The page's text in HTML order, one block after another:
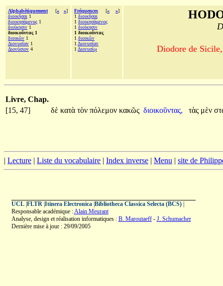
Alphabétiquement [« »]
διοικῆσαι 1
διοικησάμενος 1
διοίκησιν 1
διοικοῦντας 1
διοικῶν 1
Διονυσίαν 1
Διονύσιον 4
Fréquences [« »]
1 διοικῆσαι
1 διοικησάμενος
1 διοίκησιν
1 διοικοῦντας
1 διοικῶν
1 Διονυσίαν
1 Διονυσίῳ Diodore de
Livre, Chap.
[15, 47]
δὲ κατὰ τὸν πόλεμον κακῶς διοικοῦντας, τὰς μὲν
| Lecture | Liste du vocabulaire | Index inverse | Menu | site de
UCL| FLTR| Itinera Electronica| Bibliotheca Classica Selecta (BCS)|
Responsable académique :Alain Meurant
Analyse, design et réalisation informatiques : B. Maroutaeff- J. Schumacher
Dernière mise à jour : 29/09/2005